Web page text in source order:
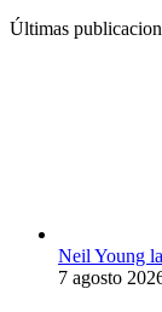
Últimas
Neil Young
7 agosto